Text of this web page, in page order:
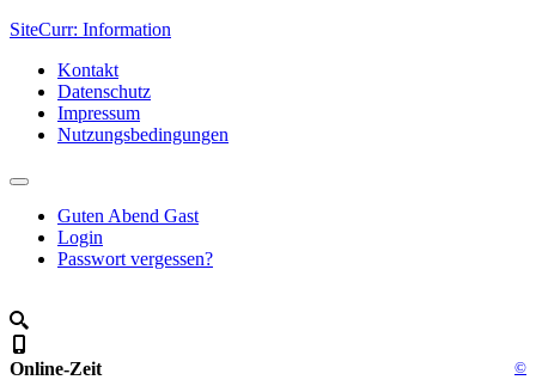
SiteCurr: Information
Kontakt
Datenschutz
Impressum
Nutzungsbedingungen
Guten Abend Gast
Login
Passwort vergessen?
Online-Zeit ©